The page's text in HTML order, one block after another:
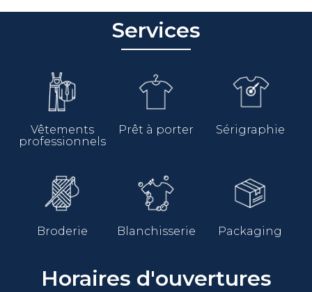
Services
Vêtements
professionnels
Prêt à porter Sérigraphie
Broderie Blanchisserie Packaging
Horaires d'ouvertures